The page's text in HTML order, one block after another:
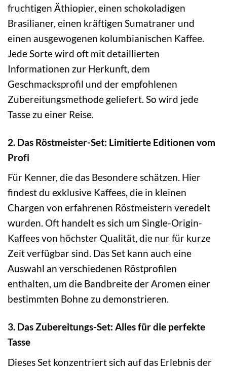
fruchtigen Äthiopier, einen schokoladigen
Brasilianer, einen kräftigen Sumatraner und
einen ausgewogenen kolumbianischen Kaffee.
Jede Sorte wird oft mit detaillierten
Informationen zur Herkunft, dem
Geschmacksprofil und der empfohlenen
Zubereitungsmethode geliefert. So wird jede
Tasse zu einer Reise.
2. Das Röstmeister-Set: Limitierte Editionen vom
Profi
Für Kenner, die das Besondere schätzen. Hier
findest du exklusive Kaffees, die in kleinen
Chargen von erfahrenen Röstmeistern veredelt
wurden. Oft handelt es sich um Single-Origin-
Kaffees von höchster Qualität, die nur für kurze
Zeit verfügbar sind. Das Set kann auch eine
Auswahl an verschiedenen Röstprofilen
enthalten, um die Bandbreite der Aromen einer
bestimmten Bohne zu demonstrieren.
3. Das Zubereitungs-Set: Alles für die perfekte
Tasse
Dieses Set konzentriert sich auf das Erlebnis der